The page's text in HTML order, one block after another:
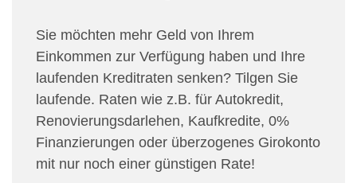
Sie möchten mehr Geld von Ihrem
Einkommen zur Verfügung haben und Ihre
laufenden Kreditraten senken? Tilgen Sie
laufende. Raten wie z.B. für Autokredit,
Renovierungsdarlehen, Kaufkredite, 0%
Finanzierungen oder überzogenes Girokonto
mit nur noch einer günstigen Rate!